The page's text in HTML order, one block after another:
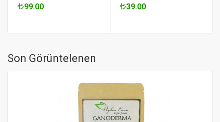
99.00 39.00
Son Görüntelenen